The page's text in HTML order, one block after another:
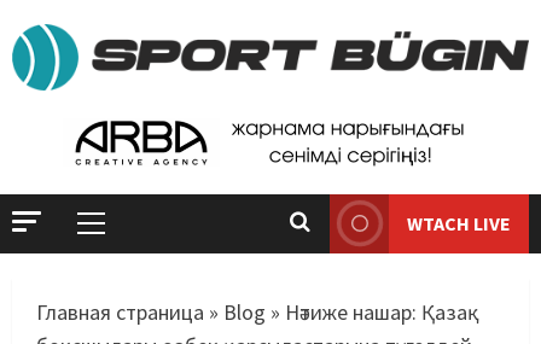
WTACH LIVE
Главная страница » Blog » Нәтиже нашар: Қазақ